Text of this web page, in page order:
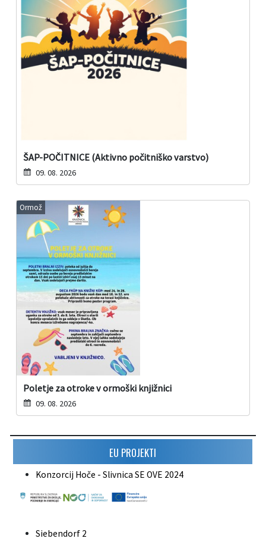
ŠAP-POČITNICE (Aktivno počitniško varstvo)
09. 08. 2026
Ormož
Poletje za otroke v ormoški knjižnici
09. 08. 2026
EU PROJEKTI
Konzorcij Hoče - Slivnica SE OVE 2024
Siebendorf 2